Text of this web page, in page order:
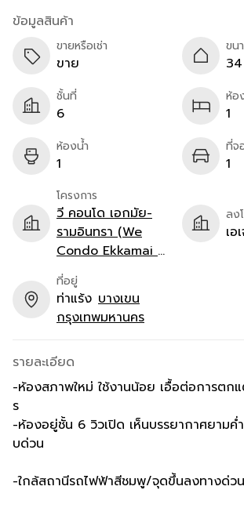
ข้อมูลสินค้า
ขายหรือเช่า
ขาย
ขน
ชั้นที่
6
ห้อ
1
ห้องน้ำ
1
ที่จ
1
โครงการ
วี คอนโด เอกมัย-
รามอินทรา (We
Condo Ekkamai -
Ramindra)
ลง
เอ
ที่อยู่
ท่าแร้ง บางเขน
กรุงเทพมหานคร
รายละเอียด
-ห้องสภาพใหม่ ใช้งานน้อย เอื้อต่อการตก
ร
-ห้องอยู่ชั้น 6 วิวเปิด เห็นบรรยากาศยามค่
บด่วน
-ใกล้สถานีรถไฟฟ้าสีชมพู/จุดขึ้นลงทางด่วน